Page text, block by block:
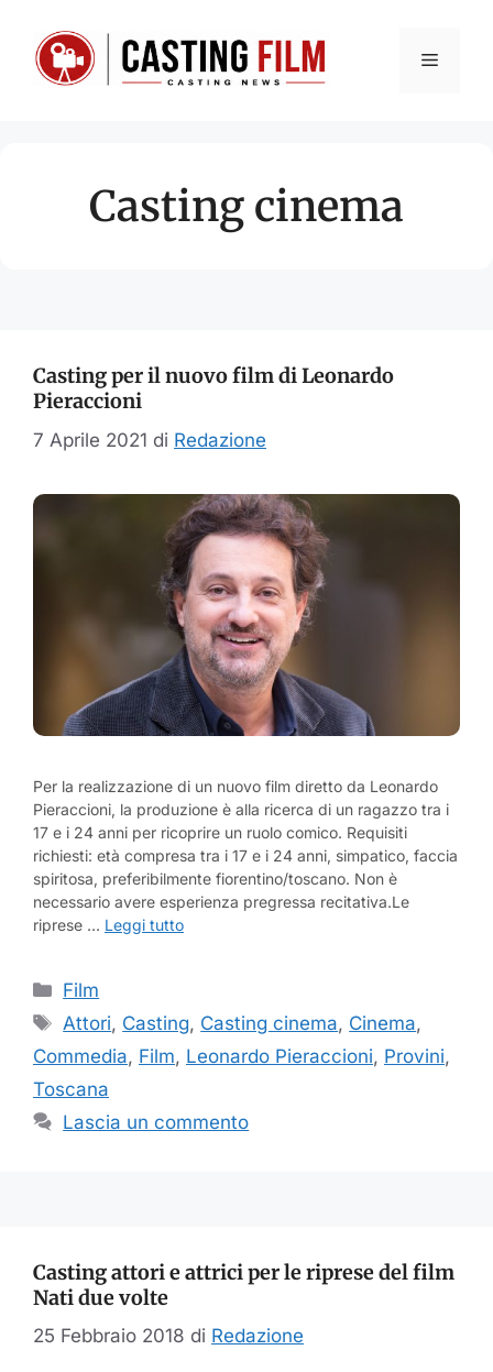
contenuto
Menu
Casting cinema
Casting per il nuovo film di Leonardo
Pieraccioni
7 Aprile 2021 di Redazione
Per la realizzazione di un nuovo film diretto da Leonardo
Pieraccioni, la produzione è alla ricerca di un ragazzo tra i
17 e i 24 anni per ricoprire un ruolo comico. Requisiti
richiesti: età compresa tra i 17 e i 24 anni, simpatico, faccia
spiritosa, preferibilmente fiorentino/toscano. Non è
necessario avere esperienza pregressa recitativa.Le
riprese … Leggi tutto
Categorie
Film
Tag
Attori, Casting, Casting cinema, Cinema,
Commedia, Film, Leonardo Pieraccioni, Provini,
Toscana
Lascia un commento
Casting attori e attrici per le riprese del film
Nati due volte
25 Febbraio 2018 di Redazione